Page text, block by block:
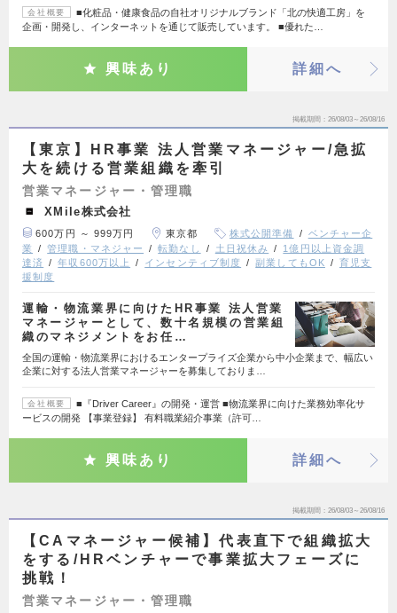
会社概要
■化粧品・健康食品の自社オリジナルブランド「北の快適工房」を
企画・開発し、インターネットを通じて販売しています。 ■優れた…
興味あり 詳細へ
掲載期間 26/08/03～26/08/16
【東京】HR事業 法人営業マネージャー/急拡
大を続ける営業組織を牽引
営業マネージャー・管理職
XMile株式会社
600万円 ～ 999万円 東京都 株式公開準備
ベンチャー企
業
管理職・マネジャー 転勤なし 土日祝休み
1億円以上資金調
達済
年収600万以上 インセンティブ制度 副業してもOK
育児支
援制度
運輸・物流業界に向けたHR事業 法人営業
マネージャーとして、数十名規模の営業組
織のマネジメントをお任…
全国の運輸・物流業界におけるエンタープライズ企業から中小企業まで、幅広い
企業に対する法人営業マネージャーを募集しておりま…
会社概要
■『Driver Career』の開発・運営 ■物流業界に向けた業務効率化サ
ービスの開発 【事業登録】 有料職業紹介事業（許可…
興味あり 詳細へ
掲載期間 26/08/03～26/08/16
【CAマネージャー候補】代表直下で組織拡大
をする/HRベンチャーで事業拡大フェーズに
挑戦！
営業マネージャー・管理職